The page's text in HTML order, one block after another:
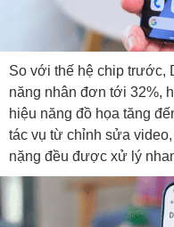
So với thế hệ chip trước,
năng nhân đơn tới 32%,
hiệu năng đồ họa tăng
tác vụ từ chỉnh sửa
nặng đều được xử lý